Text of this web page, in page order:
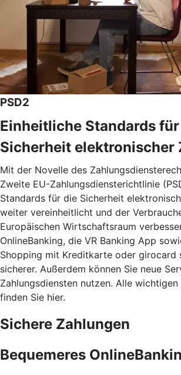
PSD2
Einheitliche Standards
Sicherheit elektronischer
Mit der Novelle des
Zweite EU-Zahlungsdiensterichtlinie
Standards für die Sicherheit
weiter vereinheitlicht und der
Europäischen Wirtschaftsraum
OnlineBanking, die VR Banking App
Shopping mit Kreditkarte oder girocard
sicherer. Außerdem können Sie neue
Zahlungsdiensten nutzen. Alle
finden Sie hier.
Sichere Zahlungen
Bequemeres